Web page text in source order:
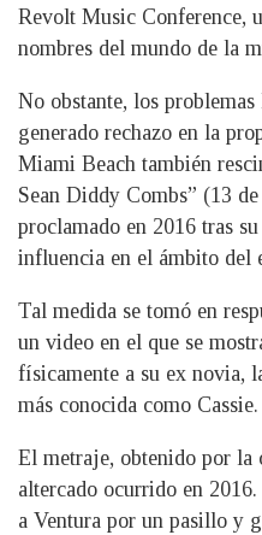
Revolt Music Conference,
nombres del mundo de la
No obstante, los
generado rechazo en la
Miami Beach también
Sean Diddy Combs” (13
proclamado en 2016 tras
influencia en el ámbito del
Tal medida se tomó en
un video en el que se
físicamente a su ex novia,
más conocida como Cassie.
El metraje, obtenido por la
altercado ocurrido en
a Ventura por un pasillo y